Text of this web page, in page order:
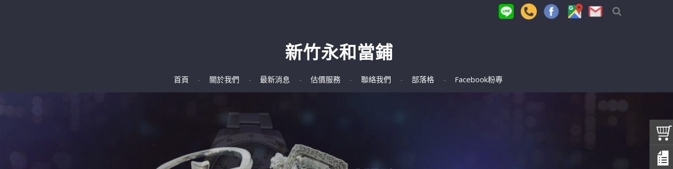
新竹永和當鋪
首頁 關於我們 最新消息 估價服務 聯絡我們 部落格 Facebook粉專